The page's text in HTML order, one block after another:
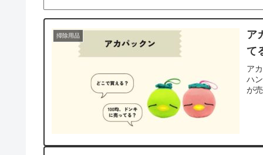
掃除用品
ア
て
ア
ハ
が